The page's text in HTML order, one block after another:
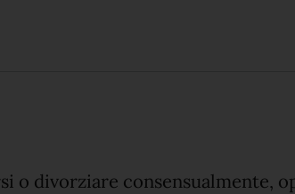
o divorziare consensualmente,